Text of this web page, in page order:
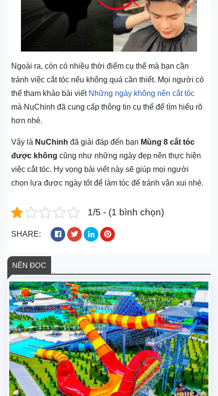
Ngoài ra, còn có nhiều thời điểm cụ thể mà bạn cần
tránh việc cắt tóc nếu không quá cần thiết. Mọi người có
thể tham khảo bài viết Những ngày không nên cắt tóc
mà NuChinh đã cung cấp thông tin cụ thể để tìm hiểu rõ
hơn nhé.
Vậy là NuChinh đã giải đáp đến bạn Mùng 8 cắt tóc
được không cũng như những ngày đẹp nên thực hiện
việc cắt tóc. Hy vọng bài viết này sẽ giúp mọi người
chọn lựa được ngày tốt để làm tóc để tránh vận xui nhé.
1/5 - (1 bình chọn)
SHARE:
NÊN ĐỌC